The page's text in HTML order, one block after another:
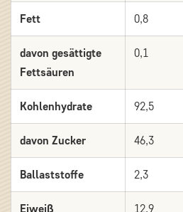
Fett 0,8
davon gesättigte
Fettsäuren
0,1
Kohlenhydrate 92,5
davon Zucker 46,3
Ballaststoffe 2,3
Eiweiß 12,9